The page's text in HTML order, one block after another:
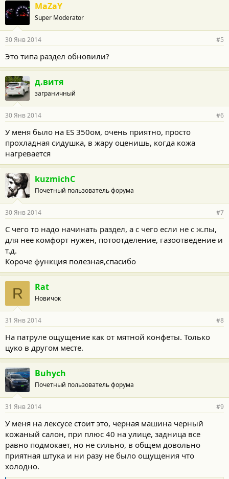
MaZaY
Super Moderator
30 Янв 2014 #5
Это типа раздел обновили?
д.витя
заграничный
30 Янв 2014 #6
У меня было на ES 350ом, очень приятно, просто
прохладная сидушка, в жару оценишь, когда кожа
нагревается
kuzmichC
Почетный пользователь форума
30 Янв 2014 #7
С чего то надо начинать раздел, а с чего если не с ж.пы,
для нее комфорт нужен, потоотделение, газоотведение и
т.д.
Короче функция полезная,спасибо
R Rat
Новичок
31 Янв 2014 #8
На патруле ощущение как от мятной конфеты. Только
цуко в другом месте.
Buhych
Почетный пользователь форума
31 Янв 2014 #9
У меня на лексусе стоит это, черная машина черный
кожаный салон, при плюс 40 на улице, задница все
равно подмокает, но не сильно, в общем довольно
приятная штука и ни разу не было ощущения что
холодно.